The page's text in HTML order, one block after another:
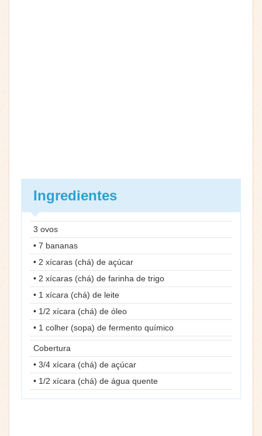
Ingredientes
3 ovos
• 7 bananas
• 2 xícaras (chá) de açúcar
• 2 xícaras (chá) de farinha de trigo
• 1 xícara (chá) de leite
• 1/2 xícara (chá) de óleo
• 1 colher (sopa) de fermento químico
Cobertura
• 3/4 xícara (chá) de açúcar
• 1/2 xícara (chá) de água quente